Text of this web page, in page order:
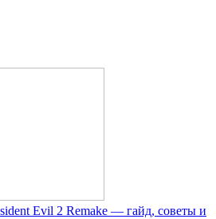
Evil 2 Remake — гайд, советы и